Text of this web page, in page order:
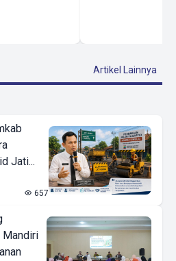
Artikel Lainnya
Jati...
657
Mandiri